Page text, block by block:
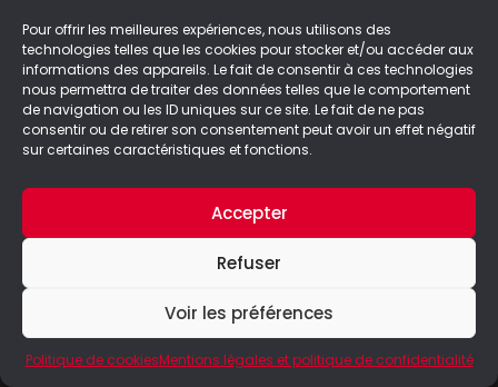
Pour offrir les meilleures expériences, nous utilisons des
technologies telles que les cookies pour stocker et/ou accéder aux
informations des appareils. Le fait de consentir à ces technologies
nous permettra de traiter des données telles que le comportement
de navigation ou les ID uniques sur ce site. Le fait de ne pas
consentir ou de retirer son consentement peut avoir un effet négatif
sur certaines caractéristiques et fonctions.
Accepter
Refuser
Voir les préférences
Politique de cookiesMentions légales et politique de confidentialité
assassin de génie infiltré pour tuer ses élèves ?
LIRE LA SUITE
04/08/2025
© Le Geek Paresseux –Mentions légales & Politique de